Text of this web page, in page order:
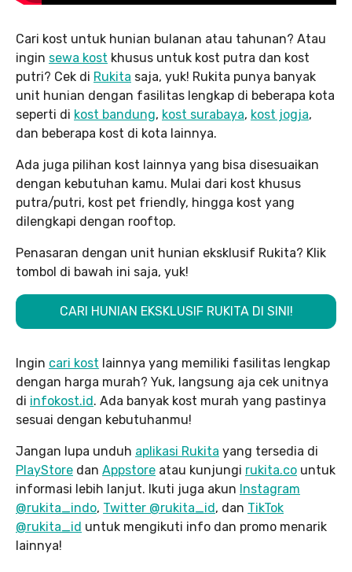
Cari kost untuk hunian bulanan atau tahunan? Atau
ingin sewa kost khusus untuk kost putra dan kost
putri? Cek di Rukita saja, yuk! Rukita punya banyak
unit hunian dengan fasilitas lengkap di beberapa kota
seperti di kost bandung, kost surabaya, kost jogja,
dan beberapa kost di kota lainnya.
Ada juga pilihan kost lainnya yang bisa disesuaikan
dengan kebutuhan kamu. Mulai dari kost khusus
putra/putri, kost pet friendly, hingga kost yang
dilengkapi dengan rooftop.
Penasaran dengan unit hunian eksklusif Rukita? Klik
tombol di bawah ini saja, yuk!
CARI HUNIAN EKSKLUSIF RUKITA DI SINI!
Ingin cari kost lainnya yang memiliki fasilitas lengkap
dengan harga murah? Yuk, langsung aja cek unitnya
di infokost.id . Ada banyak kost murah yang pastinya
sesuai dengan kebutuhanmu!
Jangan lupa unduh aplikasi Rukita yang tersedia di
PlayStore dan Appstore atau kunjungi rukita.co untuk
informasi lebih lanjut. Ikuti juga akun Instagram
@rukita_indo, Twitter @rukita_id , dan TikTok
@rukita_id untuk mengikuti info dan promo menarik
lainnya!